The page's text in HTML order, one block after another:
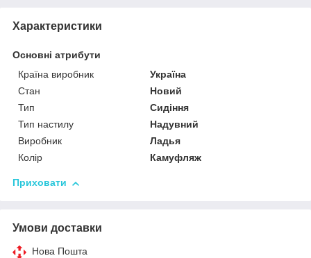
Характеристики
Основні атрибути
Країна виробник
Україна
Стан
Новий
Тип
Сидіння
Тип настилу
Надувний
Виробник
Ладья
Колір
Камуфляж
Приховати
Умови доставки
Нова Пошта